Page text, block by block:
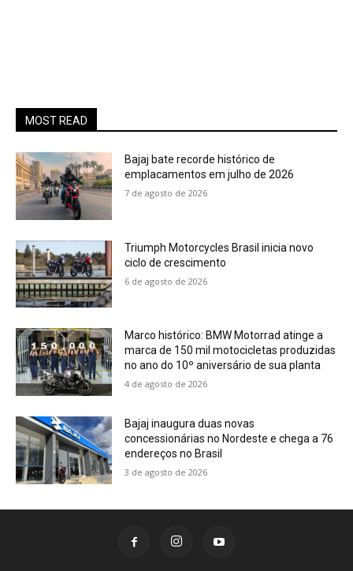
MOST READ
Bajaj bate recorde histórico de
emplacamentos em julho de 2026
7 de agosto de 2026
Triumph Motorcycles Brasil inicia novo
ciclo de crescimento
6 de agosto de 2026
Marco histórico: BMW Motorrad atinge a
marca de 150 mil motocicletas produzidas
no ano do 10º aniversário de sua planta
4 de agosto de 2026
Bajaj inaugura duas novas
concessionárias no Nordeste e chega a 76
endereços no Brasil
3 de agosto de 2026